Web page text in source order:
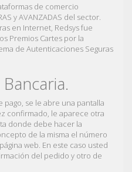
de comercio
y AVANZADAS del sector.
en Internet, Redsys fue
Premios Cartes por la
de Autenticaciones Seguras
pago, se le abre una pantalla
confirmado, le aparece otra
donde debe hacer la
de la misma el número
web. En este caso usted
del pedido y otro de